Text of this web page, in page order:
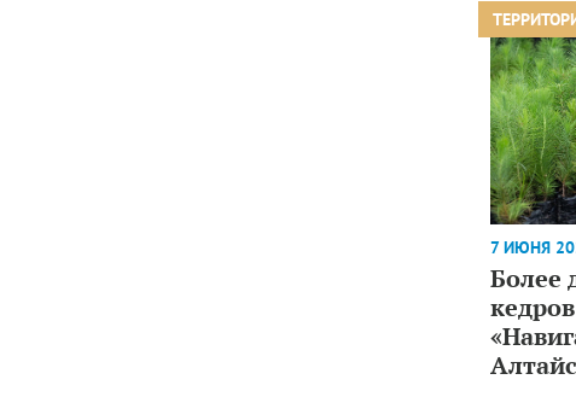
7 ИЮНЯ
Более